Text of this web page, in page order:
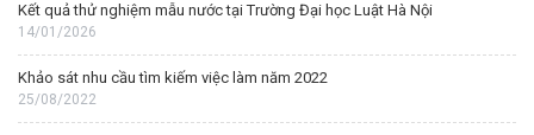
Kết quả thử nghiệm mẫu nước tại Trường Đại học Luật Hà Nội
14/01/2026
Khảo sát nhu cầu tìm kiếm việc làm năm 2022
25/08/2022